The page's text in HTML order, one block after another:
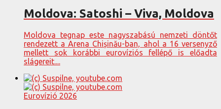
Moldova: Satoshi – Viva, Moldova
Moldova tegnap este nagyszabású nemzeti döntőt
rendezett a Arena Chișinău-ban, ahol a 16 versenyző
mellett sok korábbi eurovíziós fellépő is előadta
slágereit....
Eurovízió 2026